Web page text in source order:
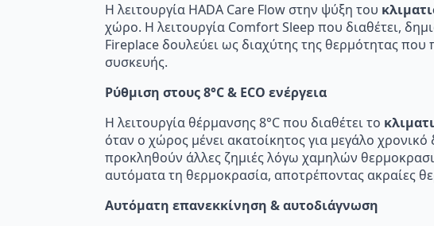
Η λειτουργία HADA Care Flow στην ψύξη του
χώρο. Η λειτουργία Comfort Sleep που διαθέτει,
Fireplace δουλεύει ως διαχύτης της θερμότητας
συσκευής.
Ρύθμιση στους 8°C & ECO ενέργεια
Η λειτουργία θέρμανσης 8°C που διαθέτει το
όταν ο χώρος μένει ακατοίκητος για μεγάλο
προκληθούν άλλες ζημιές λόγω χαμηλών
αυτόματα τη θερμοκρασία, αποτρέποντας ακραίες
Αυτόματη επανεκκίνηση & αυτοδιάγνωση